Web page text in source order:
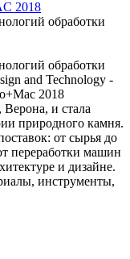
обработки
обработки
and Technology -
2018
и стала
природного камня.
от сырья до
переработки машин
и дизайне.
инструменты,